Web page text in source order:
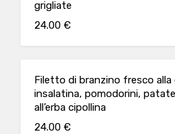
grigliate
24.00 €
Filetto di branzino fresco alla
insalatina, pomodorini,
all’erba cipollina
24.00 €